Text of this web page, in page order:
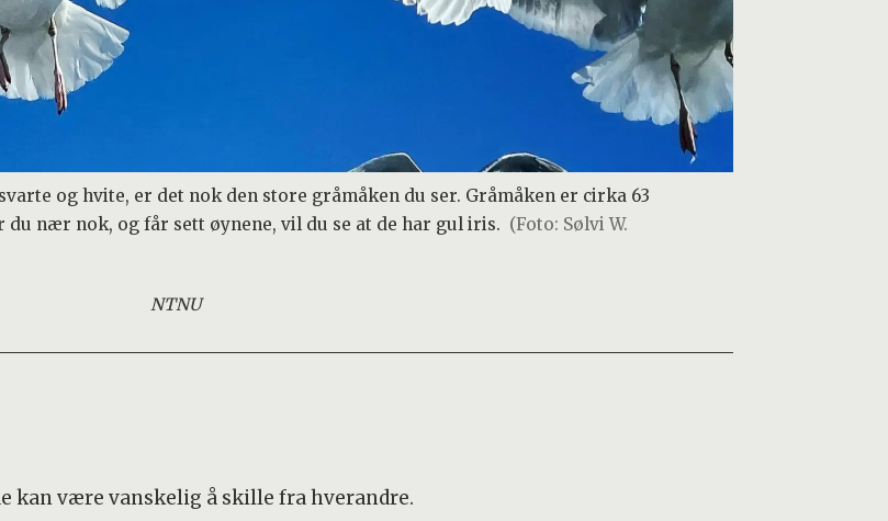
og hvite, er det nok den store gråmåken du ser. Gråmåken er cirka 63
nær nok, og får sett øynene, vil du se at de har gul iris. (Foto: Sølvi W.
NTNU
kan være vanskelig å skille fra hverandre.